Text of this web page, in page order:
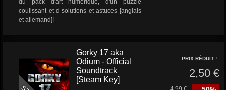
du pack d'art numérique, d'un puzzle
coulissant et d solutions et astuces [anglais
et allemand]!
Gorky 17 aka
Odium - Official
Soundtrack
[Steam Key]
PRIX RÉDUIT !
2,50 €